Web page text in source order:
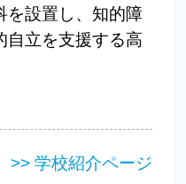
を設置し、知的障
自立を支援する高
>> 学校紹介ページ